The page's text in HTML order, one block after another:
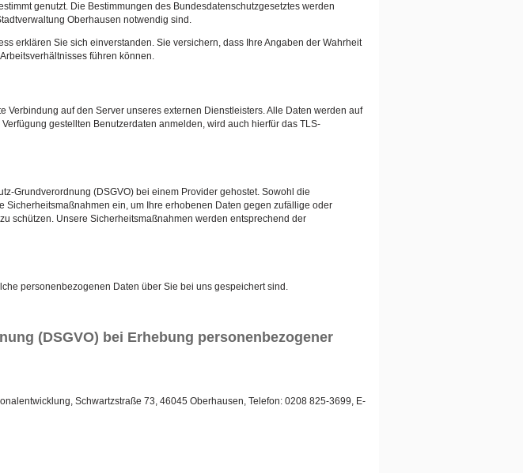
genutzt. Die Bestimmungen des Bundesdatenschutzgesetztes werden
Oberhausen notwendig sind.
erklären Sie sich einverstanden. Sie versichern, dass Ihre Angaben der Wahrheit
führen können.
auf den Server unseres externen Dienstleisters. Alle Daten werden auf
gestellten Benutzerdaten anmelden, wird auch hierfür das TLS-
Grundverordnung (DSGVO) bei einem Provider gehostet. Sowohl die
ein, um Ihre erhobenen Daten gegen zufällige oder
schützen. Unsere Sicherheitsmaßnahmen werden entsprechend der
personenbezogenen Daten über Sie bei uns gespeichert sind.
(DSGVO) bei Erhebung personenbezogener
Schwartzstraße 73, 46045 Oberhausen, Telefon: 0208 825-3699, E-